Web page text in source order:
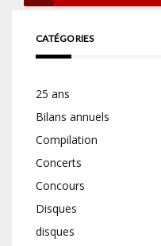
CATÉGORIES
25 ans
Bilans annuels
Compilation
Concerts
Concours
Disques
disques